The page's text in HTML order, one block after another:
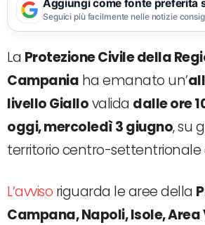
Aggiungi come fonte preferita
Seguici più facilmente nelle notizie
La Protezione Civile della
Campania ha emanato un’
livello Giallovalida dalle ore
oggi, mercoledì 3 giugno, su
territorio centro-settentrionale
L’avviso riguarda le aree della
Campana, Napoli, Isole,